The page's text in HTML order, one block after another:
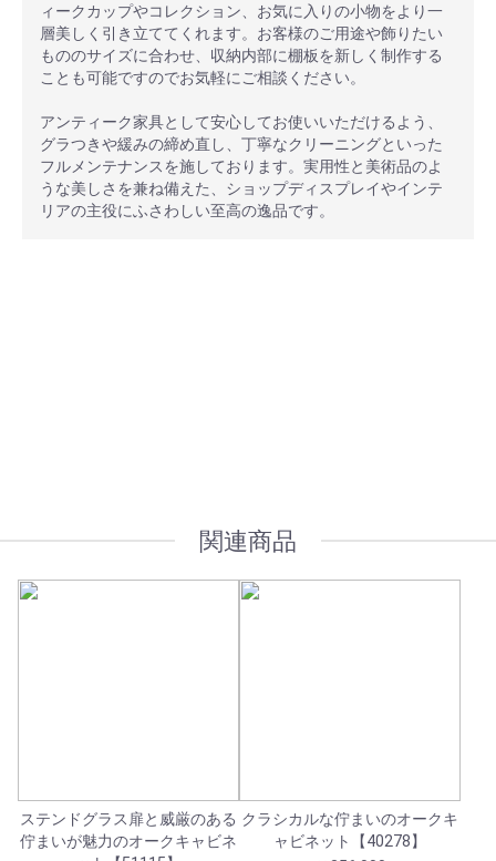
ィークカップやコレクション、お気に入りの小物をより一
層美しく引き立ててくれます。お客様のご用途や飾りたい
もののサイズに合わせ、収納内部に棚板を新しく制作する
ことも可能ですのでお気軽にご相談ください。
アンティーク家具として安心してお使いいただけるよう、
グラつきや緩みの締め直し、丁寧なクリーニングといった
フルメンテナンスを施しております。実用性と美術品のよ
うな美しさを兼ね備えた、ショップディスプレイやインテ
リアの主役にふさわしい至高の逸品です。
関連商品
ステンドグラス扉と威厳のある
佇まいが魅力のオークキャビネ
クラシカルな佇まいのオークキ
ャビネット【40278】